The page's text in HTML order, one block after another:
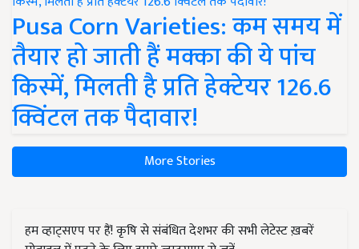
Pusa Corn Varieties: कम समय में
तैयार हो जाती हैं मक्का की ये पांच
किस्में, मिलती है प्रति हेक्टेयर 126.6
क्विंटल तक पैदावार!
More Stories
हम व्हाट्सएप पर हैं! कृषि से संबंधित देशभर की सभी लेटेस्ट ख़बरें